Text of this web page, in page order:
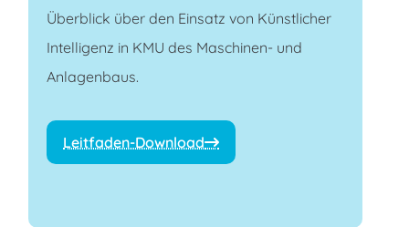
Überblick über den Einsatz von Künstlicher
Intelligenz in KMU des Maschinen- und
Anlagenbaus.
Leitfaden-Download